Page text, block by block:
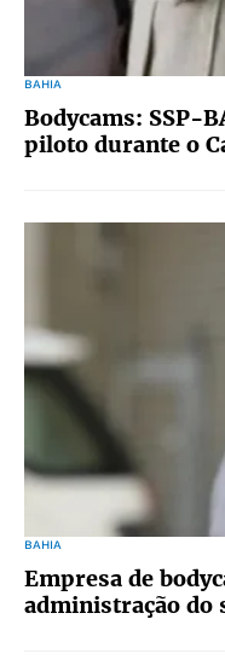
BAHIA
Bodycams: SSP-
piloto durante o
BAHIA
Empresa de
administração do